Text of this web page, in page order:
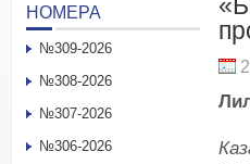
НОМЕРА
№309-2026
№308-2026
№307-2026
№306-2026